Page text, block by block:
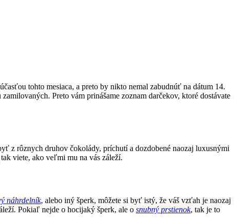
tohto mesiaca, a preto by nikto nemal zabudnúť na dátum 14.
Preto vám prinášame zoznam darčekov, ktoré dostávate
z rôznych druhov čokolády, príchutí a dozdobené naozaj luxusnými
viete, ako veľmi mu na vás záleží.
náhrdelník, alebo iný šperk, môžete si byť istý, že váš vzťah je naozaj
Pokiaľ nejde o hocijaký šperk, ale o snubný prstienok, tak je to